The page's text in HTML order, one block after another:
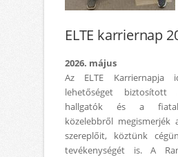
ELTE karriernap
2026. május
Az ELTE Karriernapja
lehetőséget
hallgatók és a fiatal
közelebbről megismerjék
szereplőit, köztünk
tevékenységét is. A